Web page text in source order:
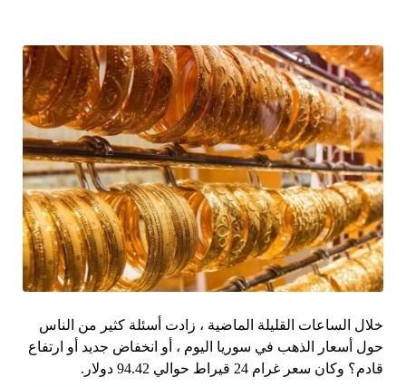
خلال الساعات القليلة الماضية ، زادت أسئلة كثير من الناس
حول أسعار الذهب في سوريا اليوم ، أو انخفاض جديد أو ارتفاع
قادم؟ وكان سعر غرام 24 قيراط حوالي 94.42 دولار.